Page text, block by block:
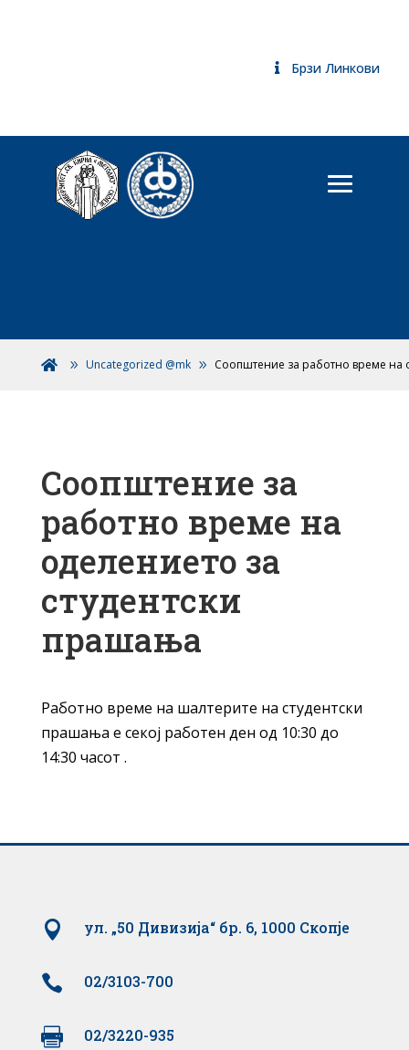
Брзи Линкови
 Uncategorized @mk Соопштение за работно време на
Соопштение за
работно време на
оделението за
студентски
прашања
Работно време на шалтерите на студентски
прашања е секој работен ден од 10:30 до
14:30 часот .
 ул. „50 Дивизија“ бр. 6, 1000 Скопје
 02/3103-700
 02/3220-935